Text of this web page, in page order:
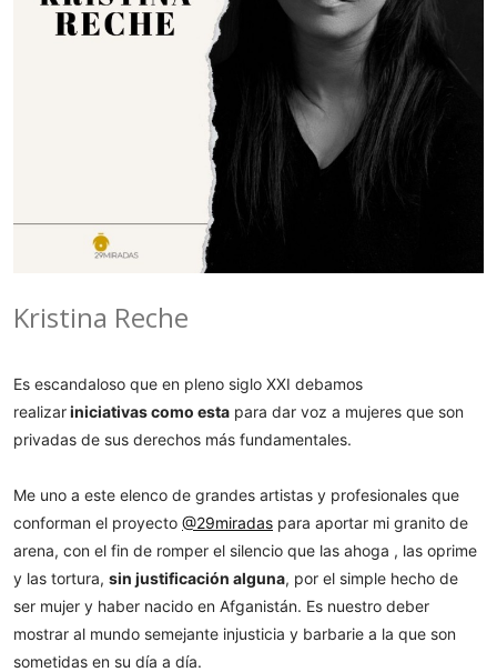
Kristina Reche
Es escandaloso que en pleno siglo XXI debamos
realizariniciativas como esta para dar voz a mujeres que son
privadas de sus derechos más fundamentales.
Me uno a este elenco de grandes artistas y profesionales que
conforman el proyecto @29miradas para aportar mi granito de
arena, con el fin de romper el silencio que las ahoga , las oprime
y las tortura, sin justificación alguna, por el simple hecho de
ser mujer y haber nacido en Afganistán. Es nuestro deber
mostrar al mundo semejante injusticia y barbarie a la que son
sometidas en su día a día.